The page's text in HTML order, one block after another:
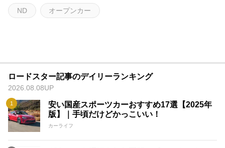
ND オープンカー
ロードスター記事のデイリーランキング
2026.08.08UP
安い国産スポーツカーおすすめ17選【2025年
版】｜手頃だけどかっこいい！
カーライフ